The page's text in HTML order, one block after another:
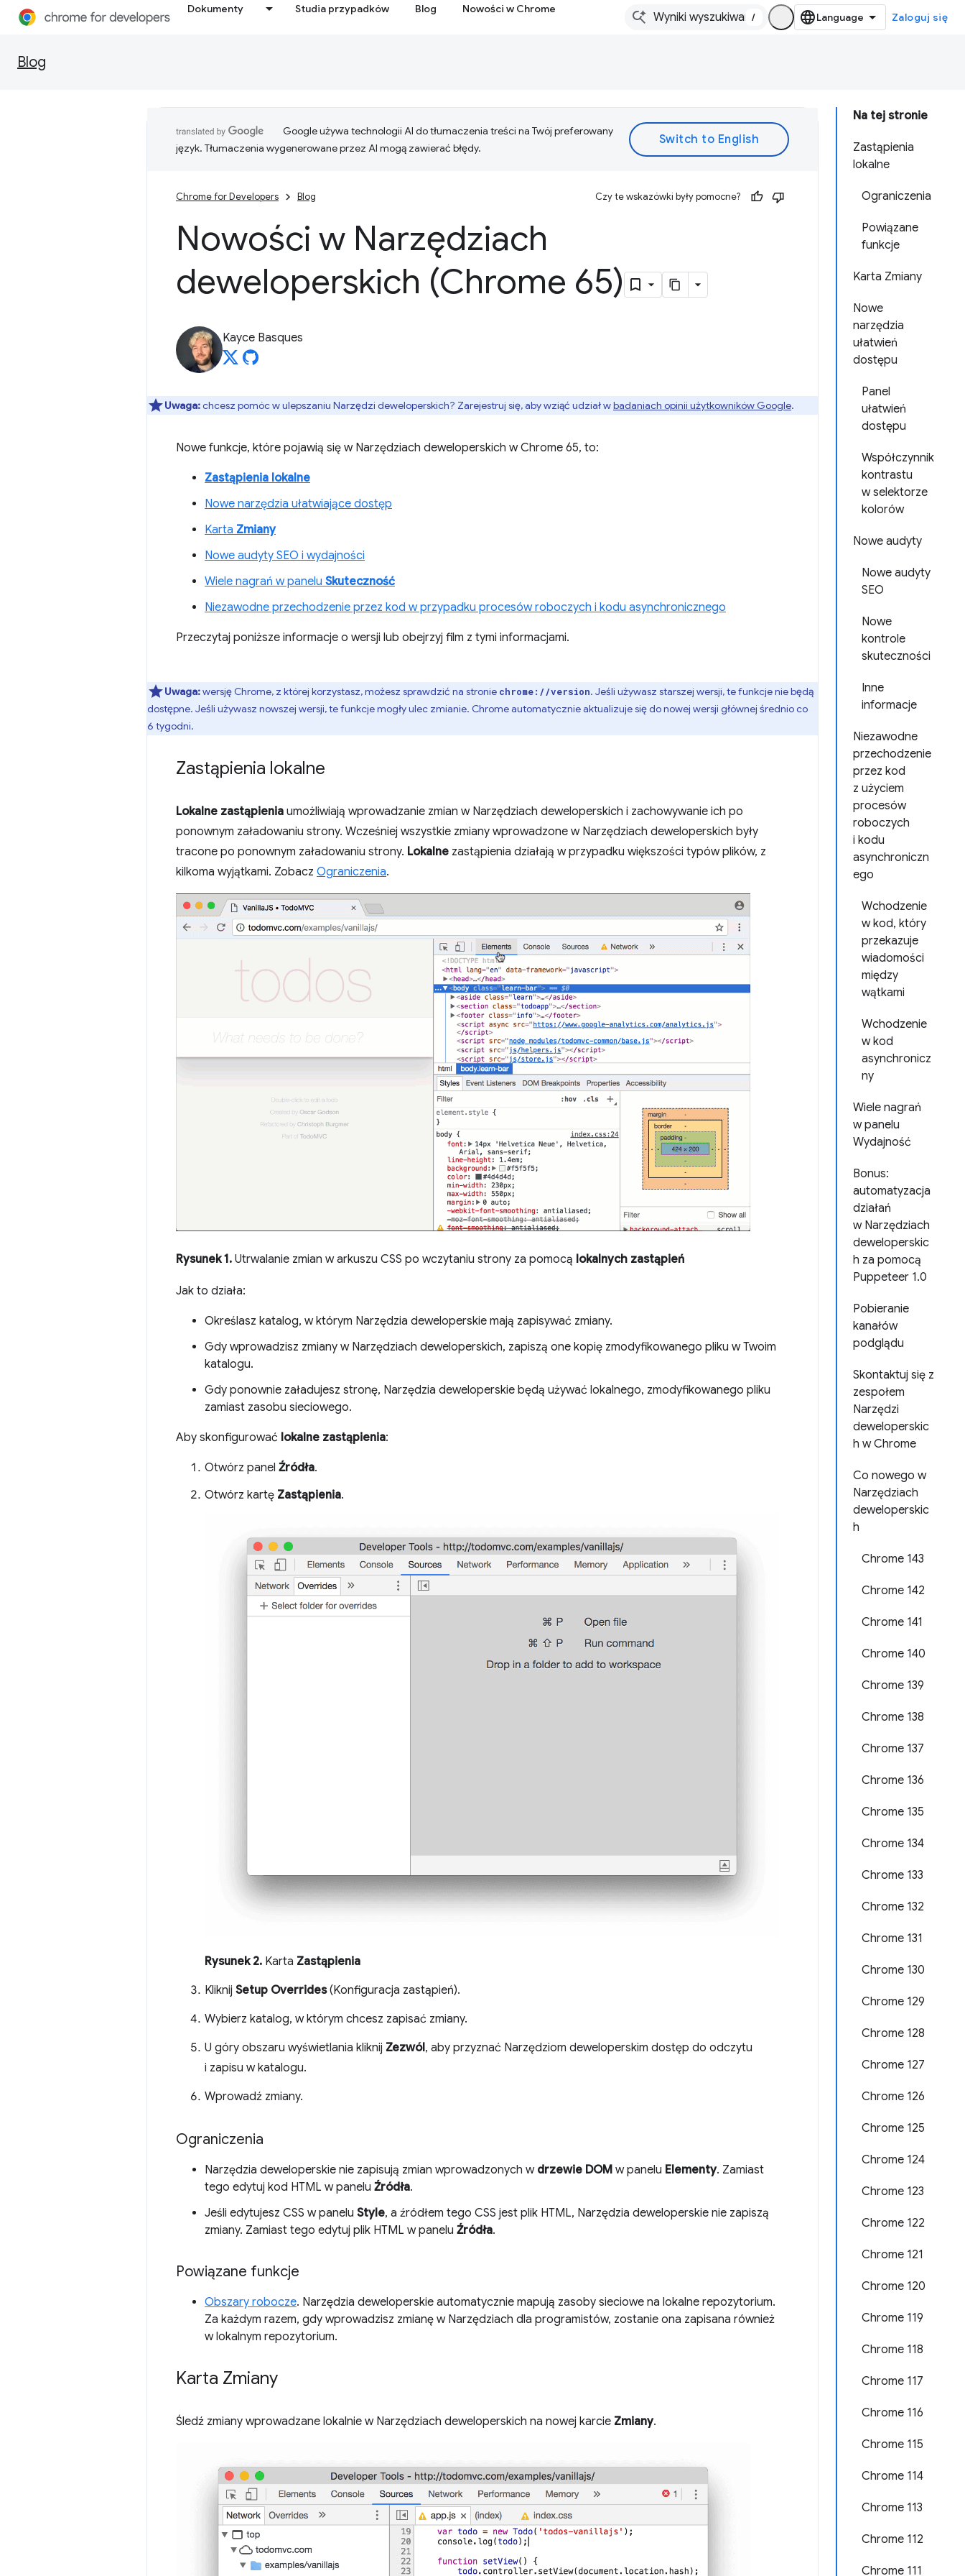
Dokumenty Studia przypadków Blog Nowości w Chrome
/ Zaloguj się
Blog
Na tej stronie
Zastąpienia
lokalne
Ograniczenia
Powiązane
funkcje
Karta Zmiany
Nowe
narzędzia
ułatwień
dostępu
Panel
ułatwień
dostępu
Współczynnik
kontrastu
w selektorze
kolorów
Nowe audyty
Nowe audyty
SEO
Nowe
kontrole
skuteczności
Inne
informacje
Niezawodne
przechodzenie
przez kod
z użyciem
procesów
roboczych
i kodu
asynchroniczn
ego
Wchodzenie
w kod, który
przekazuje
wiadomości
między
wątkami
Wchodzenie
w kod
asynchronicz
ny
Wiele nagrań
w panelu
Wydajność
Bonus:
automatyzacja
działań
w Narzędziach
deweloperskic
h za pomocą
Puppeteer 1.0
Pobieranie
kanałów
podglądu
Skontaktuj się z
zespołem
Narzędzi
deweloperskic
h w Chrome
Co nowego w
Narzędziach
deweloperskic
h
Chrome 143
Chrome 142
Chrome 141
Chrome 140
Chrome 139
Chrome 138
Chrome 137
Chrome 136
Chrome 135
Chrome 134
Chrome 133
Chrome 132
Chrome 131
Chrome 130
Chrome 129
Chrome 128
Chrome 127
Chrome 126
Chrome 125
Chrome 124
Chrome 123
Chrome 122
Chrome 121
Chrome 120
Chrome 119
Chrome 118
Chrome 117
Chrome 116
Chrome 115
Chrome 114
Chrome 113
Chrome 112
Chrome 111
Google używa technologii AI do tłumaczenia treści na Twój preferowany
język. Tłumaczenia wygenerowane przez AI mogą zawierać błędy.
Chrome for Developers Blog Czy te wskazówki były pomocne?
Nowości w Narzędziach
deweloperskich (Chrome 65)
Kayce Basques
Uwaga:chcesz pomóc w ulepszaniu Narzędzi deweloperskich? Zarejestruj się, aby wziąć udział wbadaniach opinii użytkowników Google.
Nowe funkcje, które pojawią się w Narzędziach deweloperskich w Chrome 65, to:
Zastąpienia lokalne
Nowe narzędzia ułatwiające dostęp
Karta Zmiany
Nowe audyty SEO i wydajności
Wiele nagrań w panelu Skuteczność
Niezawodne przechodzenie przez kod w przypadku procesów roboczych i kodu asynchronicznego
Przeczytaj poniższe informacje o wersji lub obejrzyj film z tymi informacjami.
Uwaga:wersję Chrome, z której korzystasz, możesz sprawdzić na stronie chrome://version. Jeśli używasz starszej wersji, te funkcje nie będą
dostępne. Jeśli używasz nowszej wersji, te funkcje mogły ulec zmianie. Chrome automatycznie aktualizuje się do nowej wersji głównej średnio co
6 tygodni.
Zastąpienia lokalne
Lokalne zastąpienia umożliwiają wprowadzanie zmian w Narzędziach deweloperskich i zachowywanie ich po
ponownym załadowaniu strony. Wcześniej wszystkie zmiany wprowadzone w Narzędziach deweloperskich były
tracone po ponownym załadowaniu strony. Lokalne zastąpienia działają w przypadku większości typów plików, z
kilkoma wyjątkami. Zobacz Ograniczenia.
Rysunek 1. Utrwalanie zmian w arkuszu CSS po wczytaniu strony za pomocą lokalnych zastąpień
Jak to działa:
Określasz katalog, w którym Narzędzia deweloperskie mają zapisywać zmiany.
Gdy wprowadzisz zmiany w Narzędziach deweloperskich, zapiszą one kopię zmodyfikowanego pliku w Twoim
katalogu.
Gdy ponownie załadujesz stronę, Narzędzia deweloperskie będą używać lokalnego, zmodyfikowanego pliku
zamiast zasobu sieciowego.
Aby skonfigurować lokalne zastąpienia:
Otwórz panel Źródła.
Otwórz kartę Zastąpienia.
Rysunek 2. Karta Zastąpienia
Kliknij Setup Overrides(Konfiguracja zastąpień).
Wybierz katalog, w którym chcesz zapisać zmiany.
U góry obszaru wyświetlania kliknij Zezwól, aby przyznać Narzędziom deweloperskim dostęp do odczytu
i zapisu w katalogu.
Wprowadź zmiany.
Ograniczenia
Narzędzia deweloperskie nie zapisują zmian wprowadzonych w drzewie DOM w panelu Elementy. Zamiast
tego edytuj kod HTML w panelu Źródła.
Jeśli edytujesz CSS w panelu Style, a źródłem tego CSS jest plik HTML, Narzędzia deweloperskie nie zapiszą
zmiany. Zamiast tego edytuj plik HTML w panelu Źródła.
Powiązane funkcje
Obszary robocze. Narzędzia deweloperskie automatycznie mapują zasoby sieciowe na lokalne repozytorium.
Za każdym razem, gdy wprowadzisz zmianę w Narzędziach dla programistów, zostanie ona zapisana również
w lokalnym repozytorium.
Karta Zmiany
Śledź zmiany wprowadzane lokalnie w Narzędziach deweloperskich na nowej karcie Zmiany.